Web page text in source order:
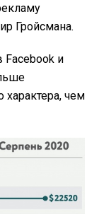
Гройсмана.
Facebook и
характера, чем